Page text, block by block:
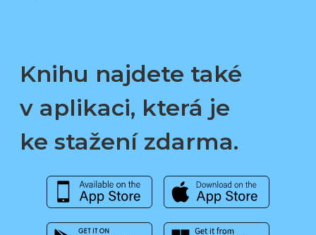
Knihu najdete také
v aplikaci, která je
ke stažení zdarma.